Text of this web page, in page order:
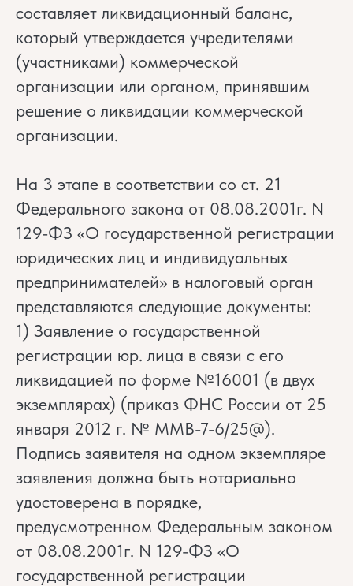
составляет ликвидационный баланс,
который утверждается учредителями
(участниками) коммерческой
организации или органом, принявшим
решение о ликвидации коммерческой
организации.
На 3 этапе в соответствии со ст. 21
Федерального закона от 08.08.2001г. N
129-ФЗ «О государственной регистрации
юридических лиц и индивидуальных
предпринимателей» в налоговый орган
представляются следующие документы:
1) Заявление о государственной
регистрации юр. лица в связи с его
ликвидацией по форме №16001 (в двух
экземплярах) (приказ ФНС России от 25
января 2012 г. № ММВ-7-6/25@).
Подпись заявителя на одном экземпляре
заявления должна быть нотариально
удостоверена в порядке,
предусмотренном Федеральным законом
от 08.08.2001г. N 129-ФЗ «О
государственной регистрации